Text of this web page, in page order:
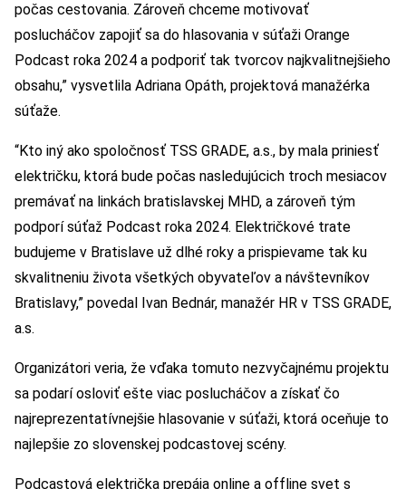
počas cestovania. Zároveň chceme motivovať
poslucháčov zapojiť sa do hlasovania v súťaži Orange
Podcast roka 2024 a podporiť tak tvorcov najkvalitnejšieho
obsahu,” vysvetlila Adriana Opáth, projektová manažérka
súťaže.
“Kto iný ako spoločnosť TSS GRADE, a.s., by mala priniesť
električku, ktorá bude počas nasledujúcich troch mesiacov
premávať na linkách bratislavskej MHD, a zároveň tým
podporí súťaž Podcast roka 2024. Električkové trate
budujeme v Bratislave už dlhé roky a prispievame tak ku
skvalitneniu života všetkých obyvateľov a návštevníkov
Bratislavy,” povedal Ivan Bednár, manažér HR v TSS GRADE,
a.s.
Organizátori veria, že vďaka tomuto nezvyčajnému projektu
sa podarí osloviť ešte viac poslucháčov a získať čo
najreprezentatívnejšie hlasovanie v súťaži, ktorá oceňuje to
najlepšie zo slovenskej podcastovej scény.
Podcastová električka prepája online a offline svet s